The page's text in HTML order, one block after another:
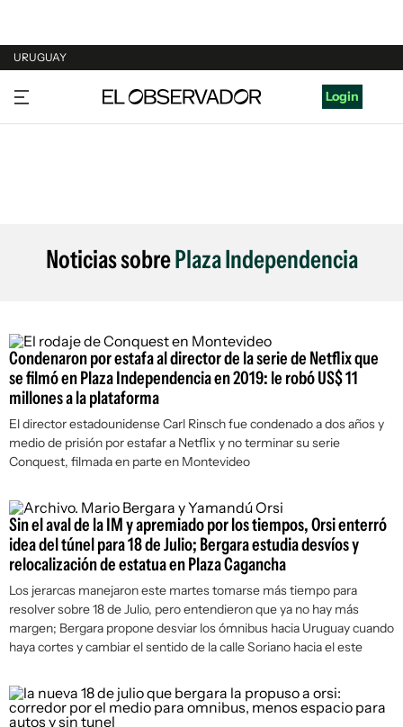
URUGUAY
URUGUAY
ARGENTINA
Login
Noticias sobrePlaza Independencia
Condenaron por estafa al director de la serie de Netflix que
se filmó en Plaza Independencia en 2019: le robó US$ 11
millones a la plataforma
El director estadounidense Carl Rinsch fue condenado a dos años y
medio de prisión por estafar a Netflix y no terminar su serie
Conquest, filmada en parte en Montevideo
Sin el aval de la IM y apremiado por los tiempos, Orsi enterró
idea del túnel para 18 de Julio; Bergara estudia desvíos y
relocalización de estatua en Plaza Cagancha
Los jerarcas manejaron este martes tomarse más tiempo para
resolver sobre 18 de Julio, pero entendieron que ya no hay más
margen; Bergara propone desviar los ómnibus hacia Uruguay cuando
haya cortes y cambiar el sentido de la calle Soriano hacia el este